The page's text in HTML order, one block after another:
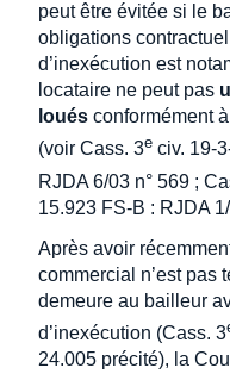
peut être évitée si le
obligations
d’inexécution est
locataire ne peut pas
loués conformément
(voir Cass. 3e civ. 19-
RJDA 6/03 n° 569 ;
15.923 FS-B : RJDA
Après avoir
commercial n’est pas
demeure au bailleur
d’inexécution (Cass. 3
24.005 précité), la